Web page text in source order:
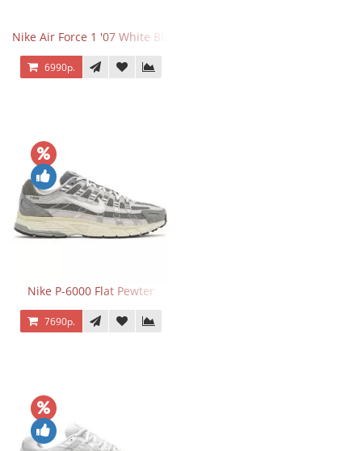
Nike Air Force 1 '07 White Black
6990р.
Nike P-6000 Flat Pewter
7690р.